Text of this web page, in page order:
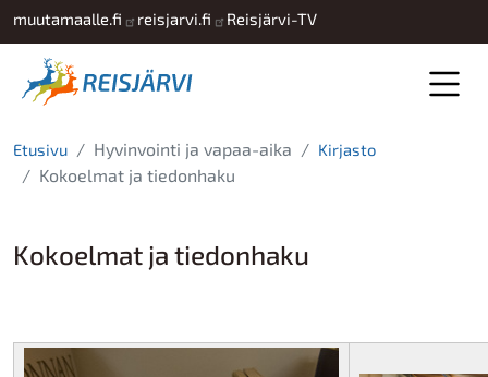
Hyppää pääsisältöön
muutamaalle.fi reisjarvi.fi Reisjärvi-TV
Etusivu Hyvinvointi ja vapaa-aika Kirjasto
Kokoelmat ja tiedonhaku
Kokoelmat ja tiedonhaku